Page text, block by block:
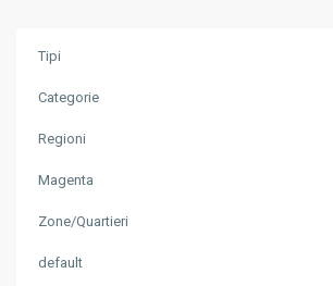
Tipi
Categorie
Regioni
Magenta
Zone/Quartieri
default